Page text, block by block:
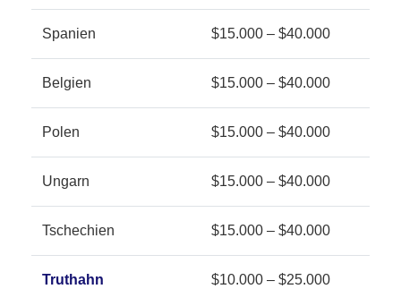
Spanien $15.000 – $40.000
Belgien $15.000 – $40.000
Polen $15.000 – $40.000
Ungarn $15.000 – $40.000
Tschechien $15.000 – $40.000
Truthahn $10.000 – $25.000